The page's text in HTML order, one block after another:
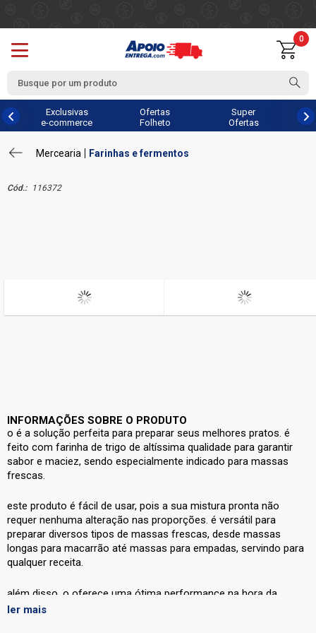
0
Exclusivas
e-commerce
Ofertas
Folheto
Super
Ofertas
Mercearia Farinhas e fermentos
Cód.: 116372
INFORMAÇÕES SOBRE O PRODUTO
o é a solução perfeita para preparar seus melhores pratos. é
feito com farinha de trigo de altíssima qualidade para garantir
sabor e maciez, sendo especialmente indicado para massas
frescas.
este produto é fácil de usar, pois a sua mistura pronta não
requer nenhuma alteração nas proporções. é versátil para
preparar diversos tipos de massas frescas, desde massas
longas para macarrão até massas para empadas, servindo para
qualquer receita.
além disso, o oferece uma ótima performance na hora da
preparação, pois possui maior absorção de água e melhor
ler mais